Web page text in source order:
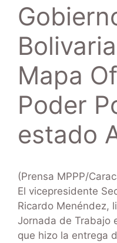
Mapa
Poder
estado
(Prensa MPPP/
El vicepresidente
Ricardo Menéndez,
Jornada de Trabajo
que hizo la entrega